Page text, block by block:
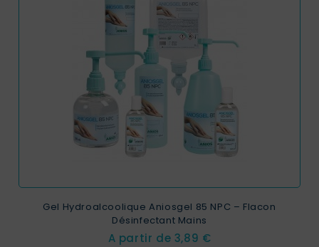
Gel Hydroalcoolique Aniosgel 85 NPC – Flacon
Désinfectant Mains
A partir de Prix
3,89 €